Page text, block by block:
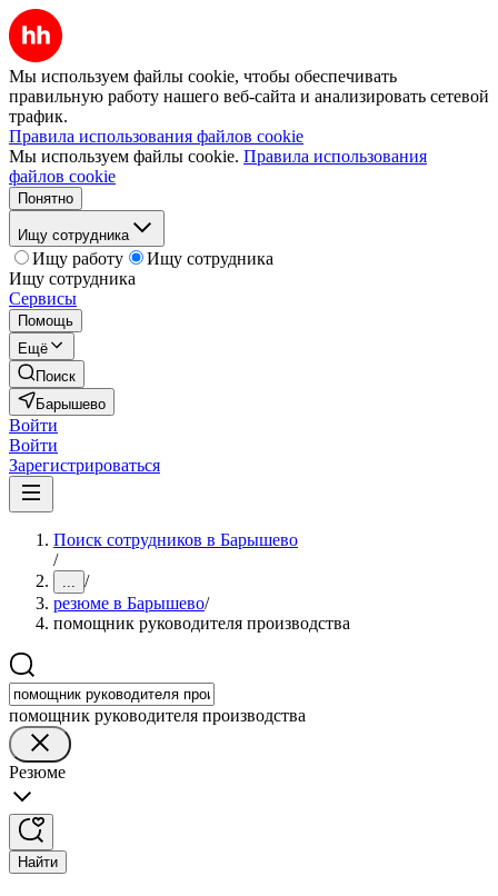
Мы используем файлы cookie, чтобы обеспечивать
правильную работу нашего веб-сайта и анализировать сетевой
трафик.
Правила использования файлов cookie
Мы используем файлы cookie. Правила использования
файлов cookie
Понятно
Ищу сотрудника
Ищу работу
Ищу сотрудника
Ищу сотрудника
Сервисы
Помощь
Ещё
Поиск
Барышево
Войти
Войти
Зарегистрироваться
Поиск сотрудников в Барышево
/
... /
резюме в Барышево/
помощник руководителя производства
помощник руководителя производства
Резюме
Найти